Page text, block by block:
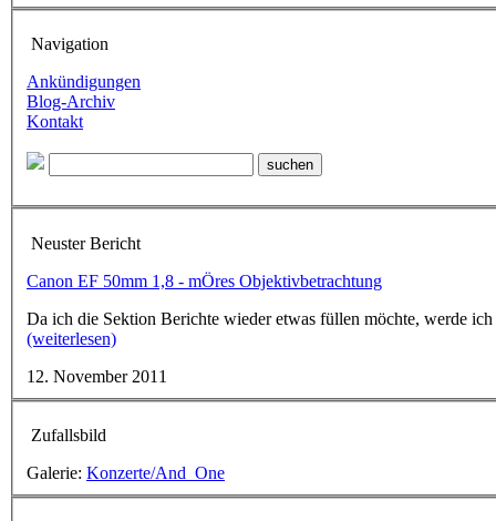
Navigation
Ankündigungen
Blog-Archiv
Kontakt
Neuster Bericht
Canon EF 50mm 1,8 - mÖres Objektivbetrachtung
Da ich die Sektion Berichte wieder etwas füllen möchte, werde
(weiterlesen)
12. November 2011
Zufallsbild
Galerie: Konzerte/And_One